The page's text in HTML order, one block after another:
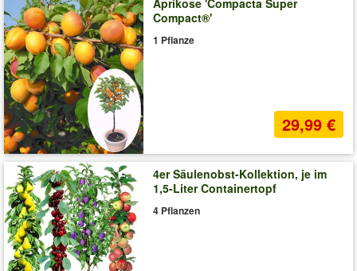
Compact®'
1 Pflanze
29,99 €
4er Säulenobst-Kollektion, je im
1,5-Liter Containertopf
4 Pflanzen